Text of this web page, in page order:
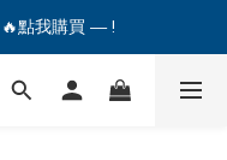
點我購買 — !
優惠券！🎫
🔥點我購買 — !